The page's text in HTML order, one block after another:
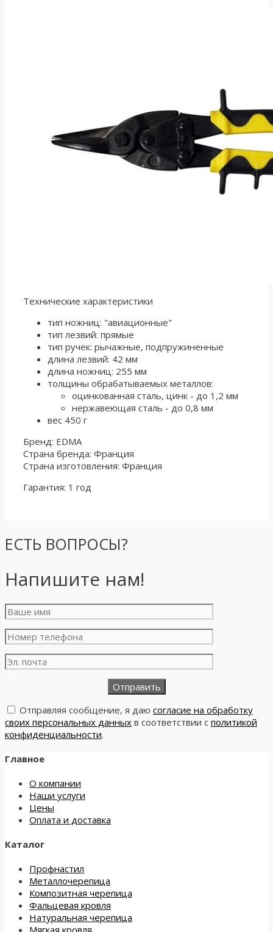
Технические характеристики
тип ножниц: "авиационные"
тип лезвий: прямые
тип ручек: рычажные, подпружиненные
длина лезвий: 42 мм
длина ножниц: 255 мм
толщины обрабатываемых металлов:
оцинкованная сталь, цинк - до 1,2 мм
нержавеющая сталь - до 0,8 мм
вес 450 г
Бренд: EDMA
Страна бренда: Франция
Страна изготовления: Франция
Гарантия: 1 год
ЕСТЬ ВОПРОСЫ?
Напишите нам!
Отправляя сообщение, я даю согласие на обработку
своих персональных данных в соответствии с политикой
конфиденциальности.
Главное
О компании
Наши услуги
Цены
Оплата и доставка
Каталог
Профнастил
Металлочерепица
Композитная черепица
Фальцевая кровля
Натуральная черепица